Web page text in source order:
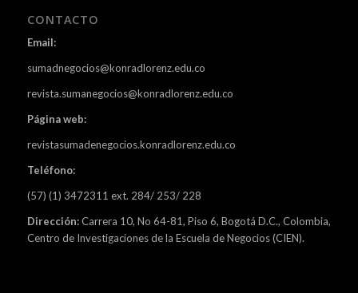
CONTACTO
Email:
sumadnegocios@konradlorenz.edu.co
revista.sumanegocios@konradlorenz.edu.co
Página web:
revistasumadenegocios.konradlorenz.edu.co
Teléfono:
(57) (1) 3472311 ext. 284/ 253/ 228
Dirección:Carrera 10, No 64-81, Piso 6, Bogotá D.C., Colombia,
Centro de Investigaciones de la Escuela de Negocios (CIEN).